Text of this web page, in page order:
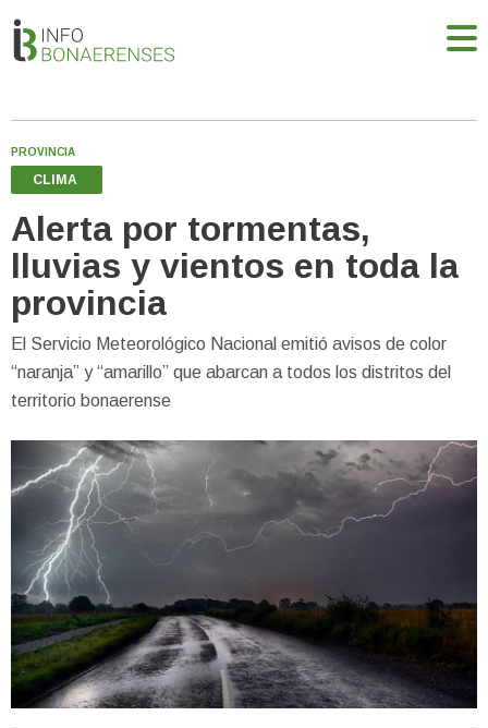
PROVINCIA
CLIMA
Alerta por tormentas,
lluvias y vientos en toda la
provincia
El Servicio Meteorológico Nacional emitió avisos de color
“naranja” y “amarillo” que abarcan a todos los distritos del
territorio bonaerense